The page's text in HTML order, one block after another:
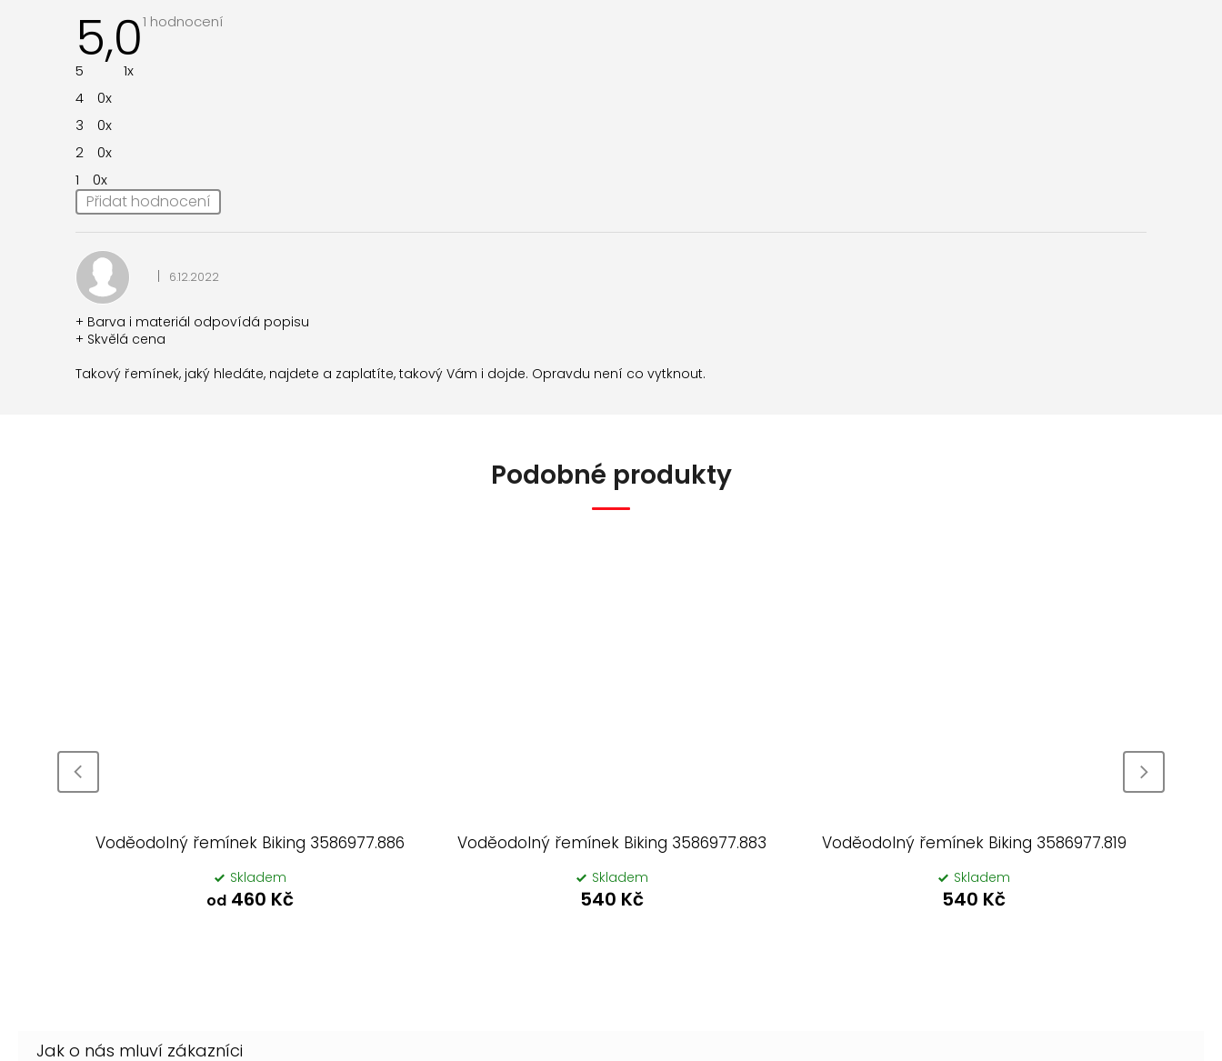
5,0Průměrné
1 hodnocení
5
1x
4
0x
3
0x
2
0x
1
0x
Přidat hodnocení
p
i
s
h
o
d
n
Hodnocení produktu je 5 z 5 hvězdiček.
6.12.2022
+ Barva i materiál odpovídá popisu
+ Skvělá cena
Takový řemínek, jaký hledáte, najdete a zaplatíte, takový Vám i dojde. Opravdu není co vytknout.
Podobné produkty
Voděodolný řemínek Biking 3586977.886
Skladem
od 460 Kč
Voděodolný řemínek Biking 3586977.883
Skladem
540 Kč
Voděodolný řemínek Biking 3586977.819
Skladem
540 Kč